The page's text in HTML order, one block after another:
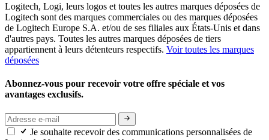
Logitech, Logi, leurs logos et toutes les autres marques déposées de
Logitech sont des marques commerciales ou des marques déposées
de Logitech Europe S.A. et/ou de ses filiales aux États-Unis et dans
d'autres pays. Toutes les autres marques déposées de tiers
appartiennent à leurs détenteurs respectifs. Voir toutes les marques
déposées
Abonnez-vous pour recevoir votre offre spéciale et vos
avantages exclusifs.
Je souhaite recevoir des communications personnalisées de